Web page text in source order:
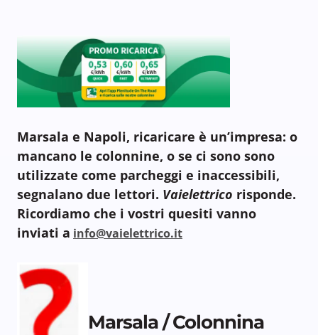
Marsala e Napoli, ricaricare è un’impresa: o
mancano le colonnine, o se ci sono sono
utilizzate come parcheggi e inaccessibili,
segnalano due lettori. Vaielettrico risponde.
Ricordiamo che i vostri quesiti vanno
inviati a info@vaielettrico.it
Marsala / Colonnina